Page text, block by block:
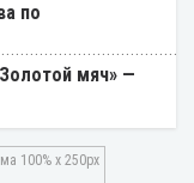
по
мяч» —